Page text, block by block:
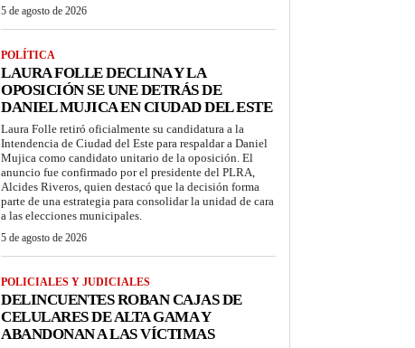
5 de agosto de 2026
POLÍTICA
LAURA FOLLE DECLINA Y LA
OPOSICIÓN SE UNE DETRÁS DE
DANIEL MUJICA EN CIUDAD DEL ESTE
Laura Folle retiró oficialmente su candidatura a la
Intendencia de Ciudad del Este para respaldar a Daniel
Mujica como candidato unitario de la oposición. El
anuncio fue confirmado por el presidente del PLRA,
Alcides Riveros, quien destacó que la decisión forma
parte de una estrategia para consolidar la unidad de cara
a las elecciones municipales.
5 de agosto de 2026
POLICIALES Y JUDICIALES
DELINCUENTES ROBAN CAJAS DE
CELULARES DE ALTA GAMA Y
ABANDONAN A LAS VÍCTIMAS